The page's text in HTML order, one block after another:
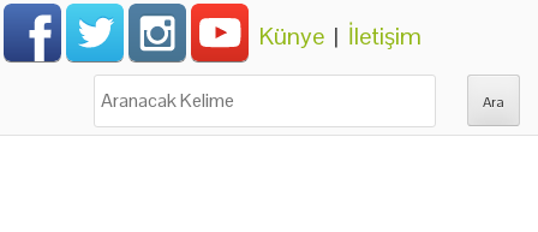
Künye | İletişim